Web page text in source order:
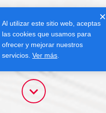
Al utilizar este sitio web, aceptas
las cookies que usamos para
ofrecer y mejorar nuestros
servicios. Ver más.
×